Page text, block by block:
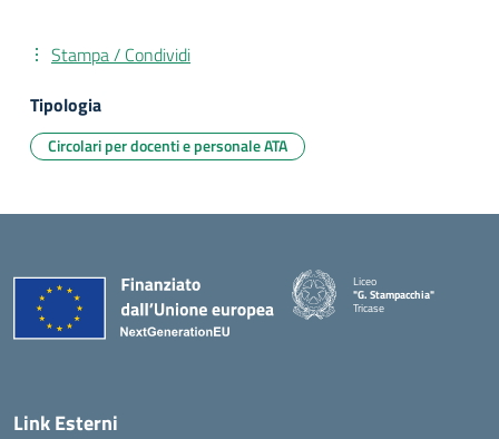
Stampa / Condividi
Tipologia
Circolari per docenti e personale ATA
Liceo
"G. Stampacchia"
Tricase
Link Esterni